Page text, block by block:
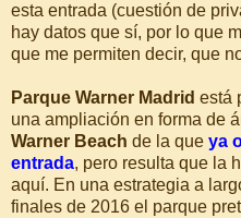
esta entrada (cuestión de
hay datos que sí, por lo que
que me permiten decir, que
Parque Warner Madrid está
una ampliación en forma de
Warner Beach de la que ya
entrada, pero resulta que la
aquí. En una estrategia a
finales de 2016 el parque